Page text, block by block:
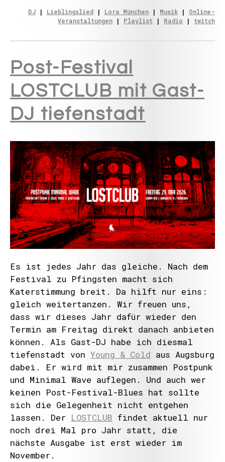
DJ | Lieblingslied | Lora München | Musik | Online-
Veranstaltungen | Playlist | Radio | twitch
Post-Festival
LOSTCLUB mit Gast-
DJ tiefenstadt
Es ist jedes Jahr das gleiche. Nach dem
Festival zu Pfingsten macht sich
Katerstimmung breit. Da hilft nur eins:
gleich weitertanzen. Wir freuen uns,
dass wir dieses Jahr dafür wieder den
Termin am Freitag direkt danach anbieten
können. Als Gast-DJ habe ich diesmal
tiefenstadt von Young & Cold aus Augsburg
dabei. Er wird mit mir zusammen Postpunk
und Minimal Wave auflegen. Und auch wer
keinen Post-Festival-Blues hat sollte
sich die Gelegenheit nicht entgehen
lassen. Der LOSTCLUB findet aktuell nur
noch drei Mal pro Jahr statt, die
nächste Ausgabe ist erst wieder im
November.